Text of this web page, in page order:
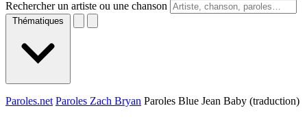
Rechercher un artiste ou une chanson
Thématiques
Paroles.net Paroles Zach Bryan Paroles Blue Jean Baby (traduction)